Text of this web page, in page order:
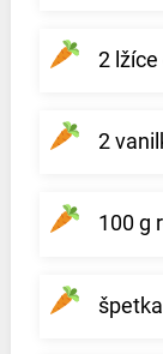
2 lžíce
2
100 g